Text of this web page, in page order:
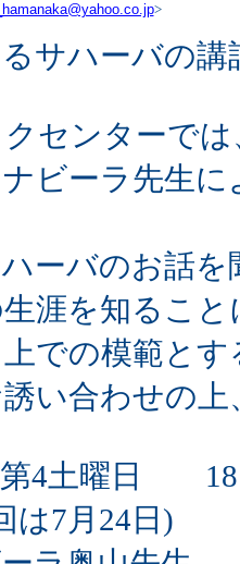
>
サハーバの講
センターで
ビーラ先生
ーバのお話
涯を知るこ
での模範と
い合わせの
第4土曜日
月24日)